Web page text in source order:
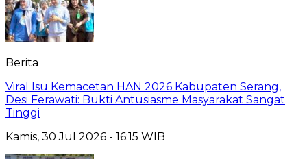
Berita
Viral Isu Kemacetan HAN 2026 Kabupaten Serang,
Desi Ferawati: Bukti Antusiasme Masyarakat Sangat
Tinggi
Kamis, 30 Jul 2026 - 16:15 WIB